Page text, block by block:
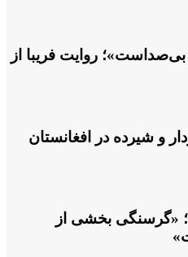
روایت فریبا از
و شیرده در افغانستان
«گرسنگی بخشی از